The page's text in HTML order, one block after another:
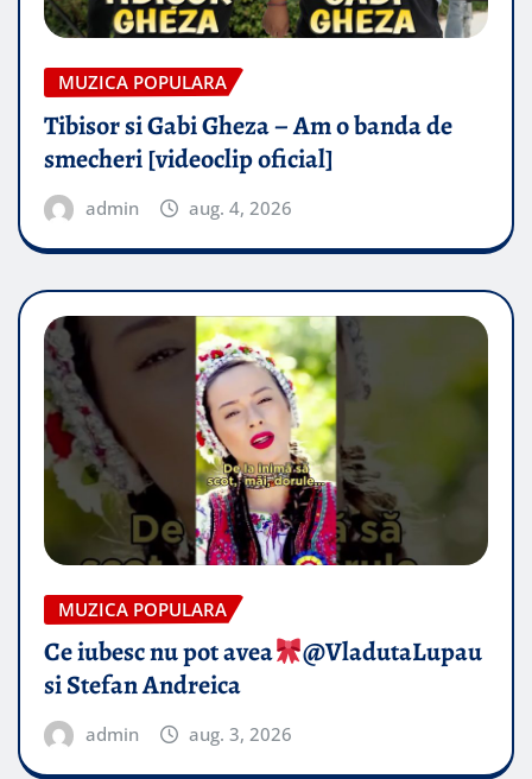
MUZICA POPULARA
Tibisor si Gabi Gheza – Am o banda de
smecheri [videoclip oficial]
admin aug. 4, 2026
MUZICA POPULARA
Ce iubesc nu pot avea
​@VladutaLupau
si Stefan Andreica
admin aug. 3, 2026